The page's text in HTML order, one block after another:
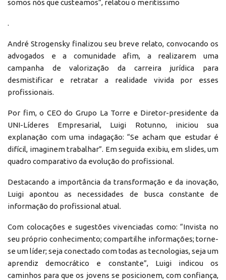
somos nós que custeamos”, relatou o meritíssimo
.
André Strogensky finalizou seu breve relato, convocando os
advogados e a comunidade afim, a realizarem uma
campanha de valorização da carreira jurídica para
desmistificar e retratar a realidade vivida por esses
profissionais.
Por fim, o CEO do Grupo La Torre e Diretor-presidente da
UNI-Líderes Empresarial, Luigi Rotunno, iniciou sua
explanação com uma indagação: “Se acham que estudar é
difícil, imaginem trabalhar”. Em seguida exibiu, em slides, um
quadro comparativo da evolução do profissional.
Destacando a importância da transformação e da inovação,
Luigi apontou as necessidades de busca constante de
informação do profissional atual.
Com colocações e sugestões vivenciadas como: “Invista no
seu próprio conhecimento; compartilhe informações; torne-
se um líder; seja conectado com todas as tecnologias, seja um
aprendiz democrático e constante”, Luigi indicou os
caminhos para que os jovens se posicionem, com confiança,